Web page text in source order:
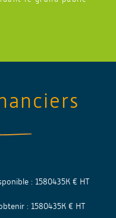
: 1580435K € HT
: 1580435K € HT